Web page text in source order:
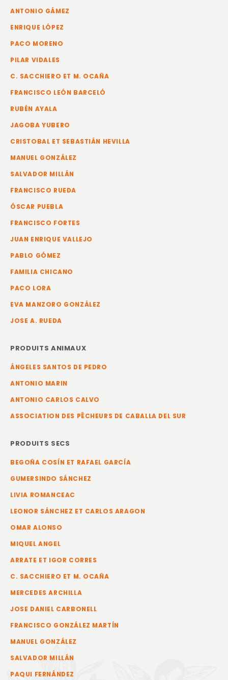
ANTONIO GÁMEZ
ENRIQUE LÓPEZ
PACO MORENO
PILAR VIDALES
C. SACCHIERO ET M. OCAÑA
FRANCISCO LEÓN BARCELÓ
RUBÉN AYALA
JAGOBA YUBERO
CRISTOBAL ET SEBASTIÁN HEVILLA
MANUEL GONZÁLEZ
SALVADOR MILLÁN
FRANCISCO RUEDA
ÓSCAR PUEBLA
FRANCISCO FORTES
JUAN ENRIQUE VALLEJO
PABLO GÓMEZ
FAMILIA CHICANO
PACO LORA
EVA MANZORO GONZÁLEZ
JOSE A. RUEDA
PRODUITS ANIMAUX
ÁNGELES SANTOS DE PEDRO
ANTONIO MARIN
ANTONIO CARLOS CALVO
ASSOCIATION DES PÊCHEURS DE CABALLA DEL SUR
PRODUITS SECS
BEGOÑA COSÍN ET RAFAEL GARCÍA
GUMERSINDO SÁNCHEZ
LIVIA ROMANCEAC
LEONOR SÁNCHEZ ET CARLOS ARAGON
OMAR ALONSO
MIQUEL ANGEL
ARRATE ET IGOR CORRES
C. SACCHIERO ET M. OCAÑA
MERCEDES ARCHILLA
JOSE DANIEL CARBONELL
FRANCISCO GONZÁLEZ MARTÍN
MANUEL GONZÁLEZ
SALVADOR MILLÁN
PAQUI FERNÁNDEZ